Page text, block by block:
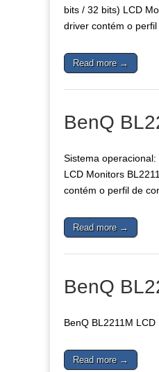
bits / 32 bits) LCD
driver contém o perfil
Read more →
BenQ
Sistema
LCD Monitors
contém o perfil de
Read more →
BenQ
BenQ BL2211M
Read more →